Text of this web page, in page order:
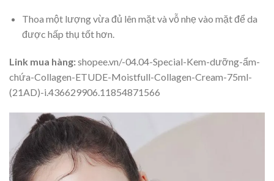
Thoa một lượng vừa đủ lên mặt và vỗ nhẹ vào mặt để da
được hấp thụ tốt hơn.
Link mua hàng:shopee.vn/-04.04-Special-Kem-dưỡng-ẩm-
chứa-Collagen-ETUDE-Moistfull-Collagen-Cream-75ml-
(21AD)-i.436629906.11854871566